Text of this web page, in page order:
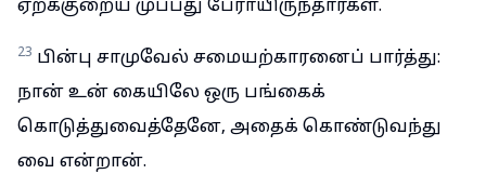
ஏறக்குறைய முப்பது பேராயிருந்தார்கள்.
23 பின்பு சாமுவேல் சமையற்காரனைப் பார்த்து:
நான் உன் கையிலே ஒரு பங்கைக்
கொடுத்துவைத்தேனே, அதைக் கொண்டுவந்து
வை என்றான்.